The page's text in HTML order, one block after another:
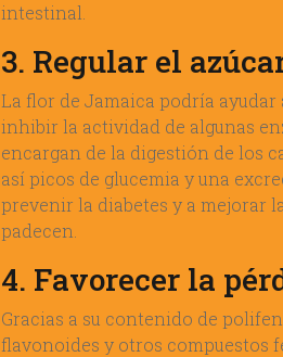
intestinal.
3. Regular el
La flor de Jamaica podría ayudar
inhibir la actividad de algunas
encargan de la digestión de los
así picos de glucemia y una
prevenir la diabetes y a mejorar
padecen.
4. Favorecer la
Gracias a su contenido de
flavonoides y otros compuestos